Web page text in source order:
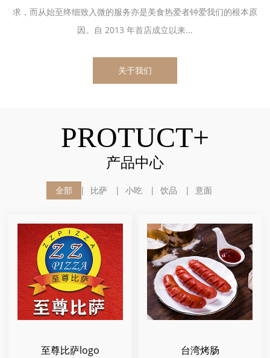
求，而从始至终细致入微的服务亦是美食热爱者钟爱我们的根本原
因。自 2013 年首店成立以来...
关于我们
PROTUCT+
产品中心
全部 比萨 小吃 饮品 意面
至尊比萨logo 台湾烤肠